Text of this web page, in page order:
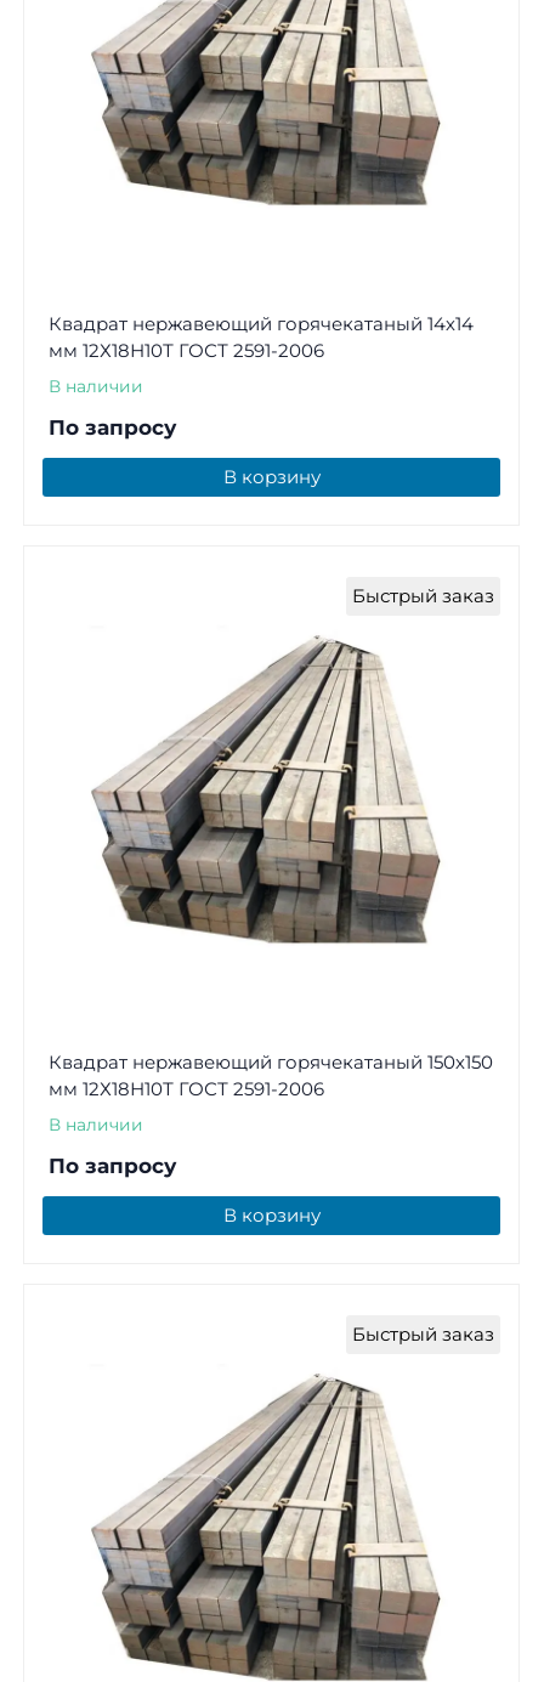
Квадрат нержавеющий горячекатаный 14х14
мм 12Х18Н10Т ГОСТ 2591-2006
В наличии
По запросу
В корзину
Быстрый заказ
Квадрат нержавеющий горячекатаный 150х150
мм 12Х18Н10Т ГОСТ 2591-2006
В наличии
По запросу
В корзину
Быстрый заказ